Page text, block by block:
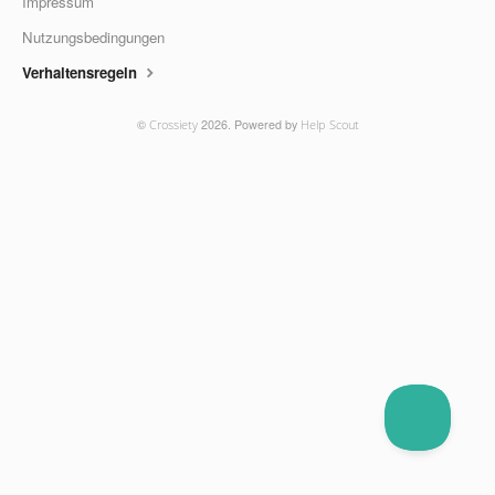
Nutzungsbedingungen
Verhaltensregeln
© Crossiety2026. Powered by Help Scout